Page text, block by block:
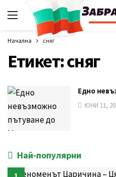
Начална сняг
Етикет:сняг
Едно
ЮНИ 11,
Най-популярни